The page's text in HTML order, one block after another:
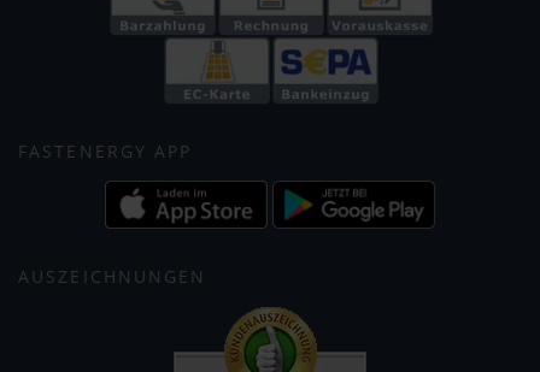
FASTENERGY APP
AUSZEICHNUNGEN